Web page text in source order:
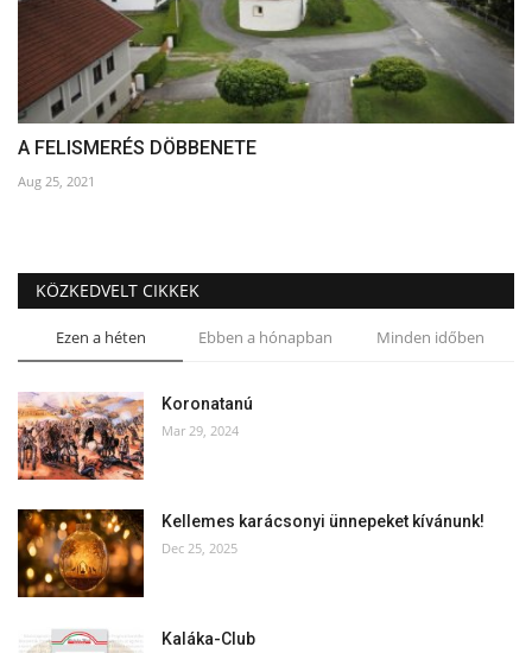
A FELISMERÉS DÖBBENETE
Aug 25, 2021
KÖZKEDVELT CIKKEK
Ezen a héten Ebben a hónapban Minden időben
Koronatanú
Mar 29, 2024
Kellemes karácsonyi ünnepeket kívánunk!
Dec 25, 2025
Kaláka-Club